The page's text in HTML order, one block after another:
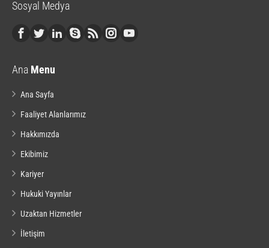
Sosyal Medya
Ana Menu
Ana Sayfa
Faaliyet Alanlarımız
Hakkımızda
Ekibimiz
Kariyer
Hukuki Yayınlar
Uzaktan Hizmetler
İletişim